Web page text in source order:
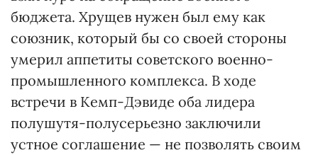
бюджета. Хрущев нужен был ему как
союзник, который бы со своей стороны
умерил аппетиты советского военно-
промышленного комплекса. В ходе
встречи в Кемп-Дэвиде оба лидера
полушутя-полусерьезно заключили
устное соглашение — не позволять своим